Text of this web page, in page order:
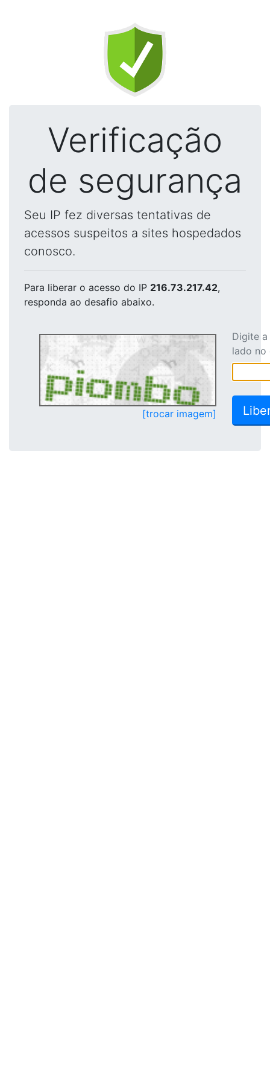
Verificação
de segurança
Seu IP fez diversas tentativas de
acessos suspeitos a sites hospedados
conosco.
Para liberar o acesso do IP 216.73.217.42,
responda ao desafio abaixo.
[trocar imagem]
Digite
lado no